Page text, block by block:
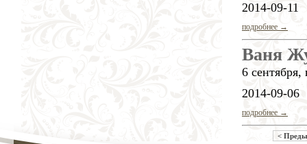
2014-09-11
подробнее →
Ваня
6 сентября,
2014-09-06
подробнее →
<